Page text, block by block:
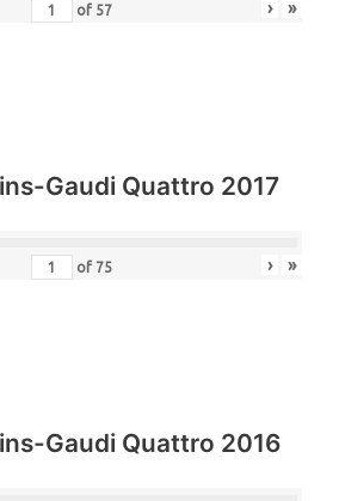
of 57 › »
Gaudi Quattro 2017
of 75 › »
Gaudi Quattro 2016